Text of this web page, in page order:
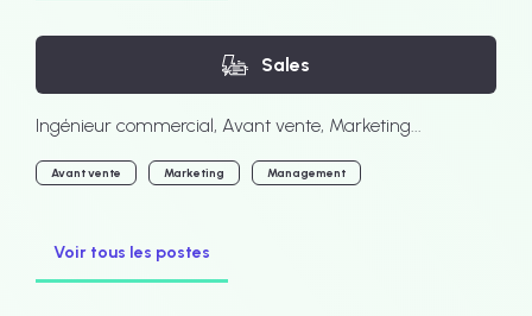
Sales
Ingénieur commercial, Avant vente, Marketing...
Avant vente Marketing Management
Voir tous les postes